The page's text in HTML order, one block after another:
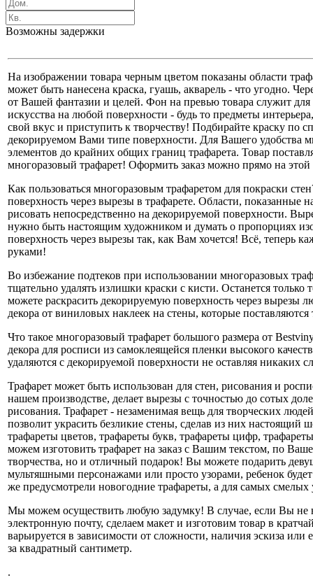
Возможны задержки
На изображении товара черным цветом показаны области
может быть нанесена краска, гуашь, акварель - что угодно.
от Вашей фантазии и целей. Фон на превью товара служит
искусства на любой поверхности - будь то предметы
свой вкус и приступить к творчеству! Подбирайте краску по
декорируемом Вами типе поверхности. Для Вашего удобства
элементов до крайних общих границ трафарета. Товар
многоразовый трафарет! Оформить заказ можно прямо на этой
Как пользоваться многоразовым трафаретом для покраски
поверхность через вырезы в трафарете. Области,
рисовать непосредственно на декорируемой поверхности.
нужно быть настоящим художником и думать о пропорциях
поверхность через вырезы так, как Вам хочется! Всё, теперь
руками!
Во избежание подтеков при использовании многоразовых
тщательно удалять излишки краски с кисти. Останется
можете раскрасить декорируемую поверхность через
декора от виниловых наклеек на стены, которые
Что такое многоразовый трафарет большого размера от
декора для росписи из самоклеящейся пленки высокого
удаляются с декорируемой поверхности не оставляя никаких
Трафарет может быть использован для стен, рисования и
нашем производстве, делает вырезы с точностью до сотых
рисования. Трафарет - незаменимая вещь для творческих
позволит украсить безликие стены, сделав из них
трафареты цветов, трафареты букв, трафареты цифр,
можем изготовить трафарет на заказ с Вашим текстом, по
творчества, но и отличный подарок! Вы можете подарить
мультяшными персонажами или просто узорами, ребенок
же предусмотрели новогодние трафареты, а для самых смелых
Мы можем осуществить любую задумку! В случае, если Вы не
электронную почту, сделаем макет и изготовим товар в
варьируется в зависимости от сложности, наличия эскиза или
за квадратный сантиметр.
.